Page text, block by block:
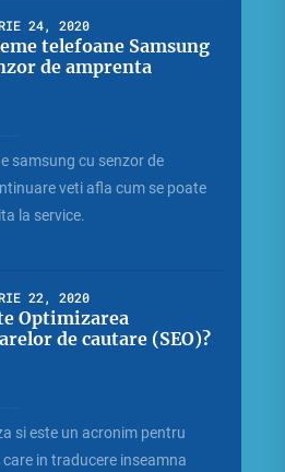
24, 2020
telefoane Samsung
de amprenta
samsung cu senzor de
veti afla cum se poate
la service.
22, 2020
Optimizarea
de cautare (SEO)?
si este un acronim pentru
in traducere inseamna